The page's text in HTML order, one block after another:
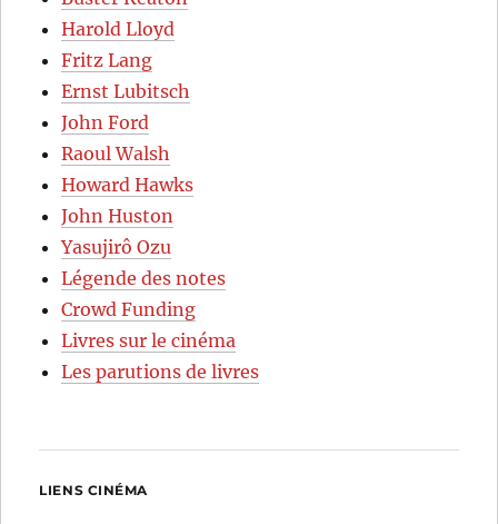
Harold Lloyd
Fritz Lang
Ernst Lubitsch
John Ford
Raoul Walsh
Howard Hawks
John Huston
Yasujirô Ozu
Légende des notes
Crowd Funding
Livres sur le cinéma
Les parutions de livres
LIENS CINÉMA